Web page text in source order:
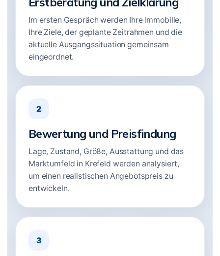
Im ersten Gespräch werden Ihre Immobilie,
Ihre Ziele, der geplante Zeitrahmen und die
aktuelle Ausgangssituation gemeinsam
eingeordnet.
2
Bewertung und Preisfindung
Lage, Zustand, Größe, Ausstattung und das
Marktumfeld in Krefeld werden analysiert,
um einen realistischen Angebotspreis zu
entwickeln.
3